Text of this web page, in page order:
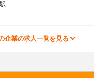
企業の求人一覧を見る